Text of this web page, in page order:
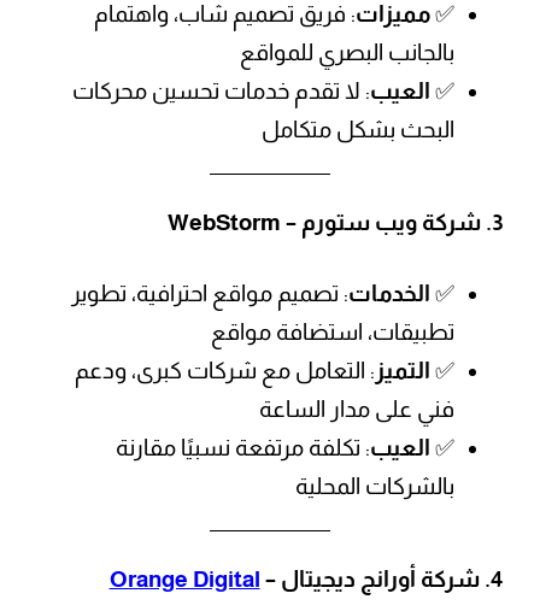
✅مميزات: فريق تصميم شاب، واهتمام
بالجانب البصري للمواقع
✅ العيب: لا تقدم خدمات تحسين محركات
البحث بشكل متكامل
3. شركة ويب ستورم – WebStorm
✅ الخدمات: تصميم مواقع احترافية، تطوير
تطبيقات، استضافة مواقع
✅ التميز : التعامل مع شركات كبرى، ودعم
فني على مدار الساعة
✅ العيب: تكلفة مرتفعة نسبيًا مقارنة
بالشركات المحلية
4. شركة أورانج ديجيتال – Orange Digital